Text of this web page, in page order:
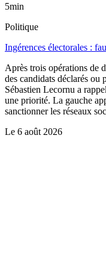
5min
Politique
Ingérences électorales :
Après trois opérations de
des candidats déclarés ou
Sébastien Lecornu a
une priorité. La gauche
sanctionner les réseaux
Le 6 août 2026